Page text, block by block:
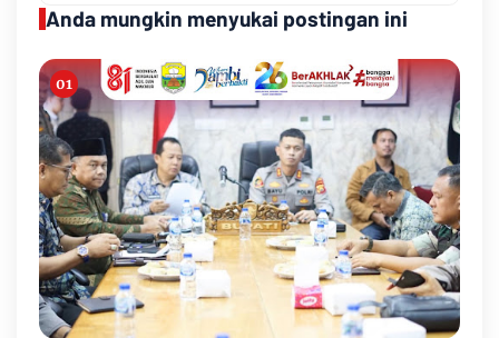
Anda mungkin menyukai postingan ini